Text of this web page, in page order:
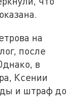
на
после
в
Ксении
и штраф до